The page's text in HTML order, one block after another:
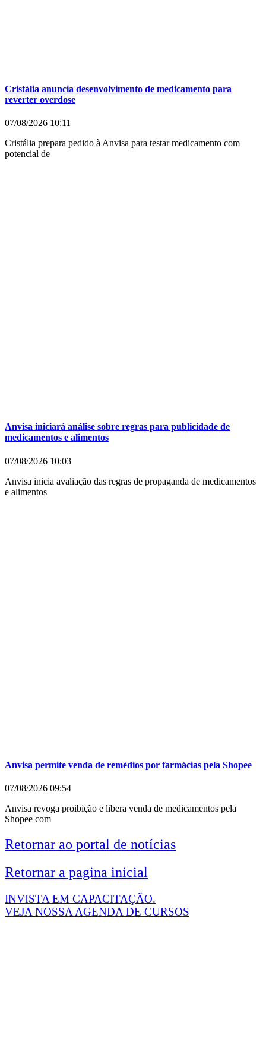
Cristália anuncia desenvolvimento de medicamento para
reverter overdose
07/08/2026 10:11
Cristália prepara pedido à Anvisa para testar medicamento com
potencial de
Anvisa iniciará análise sobre regras para publicidade de
medicamentos e alimentos
07/08/2026 10:03
Anvisa inicia avaliação das regras de propaganda de medicamentos
e alimentos
Anvisa permite venda de remédios por farmácias pela Shopee
07/08/2026 09:54
Anvisa revoga proibição e libera venda de medicamentos pela
Shopee com
Retornar ao portal de notícias
Retornar a pagina inicial
INVISTA EM CAPACITAÇÃO.
VEJA NOSSA AGENDA DE CURSOS